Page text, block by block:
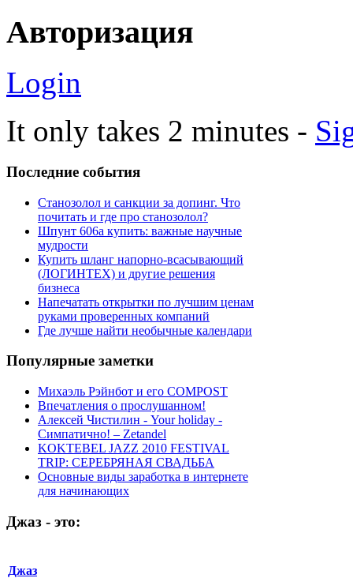
Авторизация
Login
It only takes 2 minutes -
Последние события
Станозолол и санкции за допинг. Что
почитать и где про станозолол?
Шпунт 606а купить: важные научные
мудрости
Купить шланг напорно-всасывающий
(ЛОГИНТЕХ) и другие решения
бизнеса
Напечатать открытки по лучшим ценам
руками проверенных компаний
Где лучше найти необычные календари
Популярные заметки
Михаэль Рэйнбот и его COMPOST
Впечатления о прослушанном!
Алексей Чистилин - Your holiday -
Симпатично! – Zetandel
KOKTEBEL JAZZ 2010 FESTIVAL
TRIP: СЕРЕБРЯНАЯ СВАДЬБА
Основные виды заработка в интернете
для начинающих
Джаз - это:
Джаз